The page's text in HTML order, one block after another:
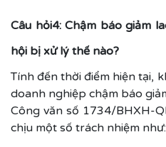
Câu hỏi4: Chậm báo giảm
hội bị xử lý thế nào?
Tính đến thời điểm hiện tại,
doanh nghiệp chậm báo
Công văn số 1734/BHXH-
chịu một số trách nhiệm như: